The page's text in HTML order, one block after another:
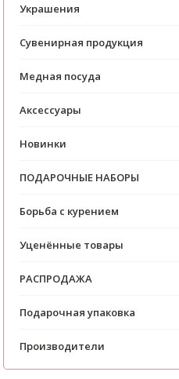
Украшения
Сувенирная продукция
Медная посуда
Аксессуары
Новинки
ПОДАРОЧНЫЕ НАБОРЫ
Борьба с курением
Уценённые товары
РАСПРОДАЖА
Подарочная упаковка
Производители